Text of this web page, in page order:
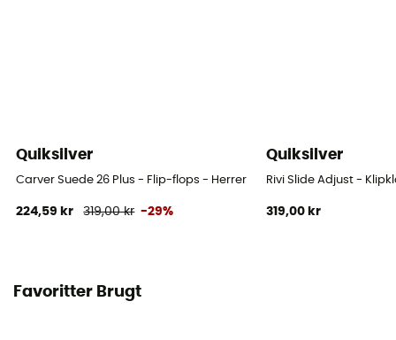
Quiksilver
Carver Suede 26 Plus - Flip-flops - Herrer
224,59 kr 319,00 kr -29%
Quiksilver
Rivi Slide Adjust -
319,00 kr
Favoritter Brugt